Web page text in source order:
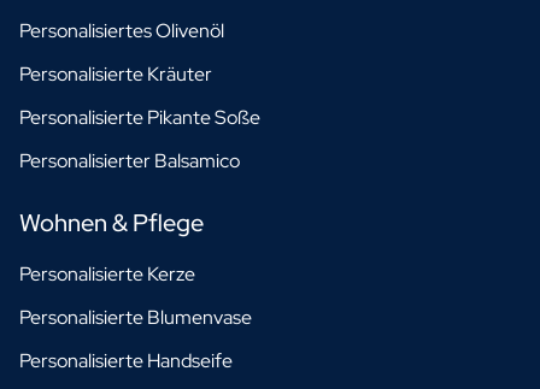
Personalisiertes Olivenöl
Personalisierte Kräuter
Personalisierte Pikante Soße
Personalisierter Balsamico
Wohnen & Pflege
Personalisierte Kerze
Personalisierte Blumenvase
Personalisierte Handseife